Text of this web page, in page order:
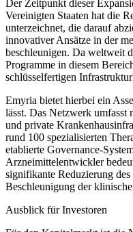
Der Zeitpunkt dieser
Vereinigten Staaten hat die
unterzeichnet, die darauf
innovativer Ansätze in der
beschleunigen. Da weltweit
Programme in diesem
schlüsselfertigen
Emyria bietet hierbei ein
lässt. Das Netzwerk
und private
rund 100 spezialisierten
etablierte Governance-
Arzneimittelentwickler
signifikante Reduzierung
Beschleunigung der
Ausblick für Investoren